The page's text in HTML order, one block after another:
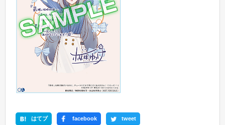
はてブ facebook tweet